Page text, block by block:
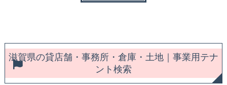
滋賀県の貸店舗・事務所・倉庫・土地｜事業用テナ
ント検索